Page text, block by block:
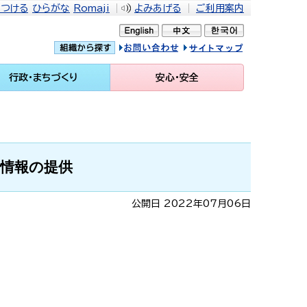
ける ひらがな Romaji よみあげる ご利用案内
問い合せ イトマップ
行政・まちづくり 安心・安全
報の提供
公開日 2022年07月06日